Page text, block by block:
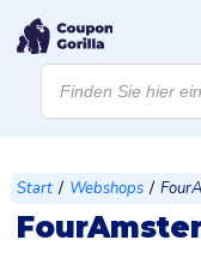
Products
search
Start / Webshops /